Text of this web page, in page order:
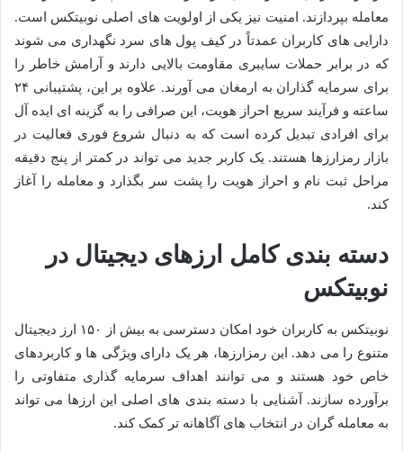
معامله بپردازند. امنیت نیز یکی از اولویت های اصلی نوبیتکس است.
دارایی های کاربران عمدتاً در کیف پول های سرد نگهداری می شوند
که در برابر حملات سایبری مقاومت بالایی دارند و آرامش خاطر را
برای سرمایه گذاران به ارمغان می آورند. علاوه بر این، پشتیبانی ۲۴
ساعته و فرآیند سریع احراز هویت، این صرافی را به گزینه ای ایده آل
برای افرادی تبدیل کرده است که به دنبال شروع فوری فعالیت در
بازار رمزارزها هستند. یک کاربر جدید می تواند در کمتر از پنج دقیقه
مراحل ثبت نام و احراز هویت را پشت سر بگذارد و معامله را آغاز
کند.
دسته بندی کامل ارزهای دیجیتال در
نوبیتکس
نوبیتکس به کاربران خود امکان دسترسی به بیش از ۱۵۰ ارز دیجیتال
متنوع را می دهد. این رمزارزها، هر یک دارای ویژگی ها و کاربردهای
خاص خود هستند و می توانند اهداف سرمایه گذاری متفاوتی را
برآورده سازند. آشنایی با دسته بندی های اصلی این ارزها می تواند
به معامله گران در انتخاب های آگاهانه تر کمک کند.